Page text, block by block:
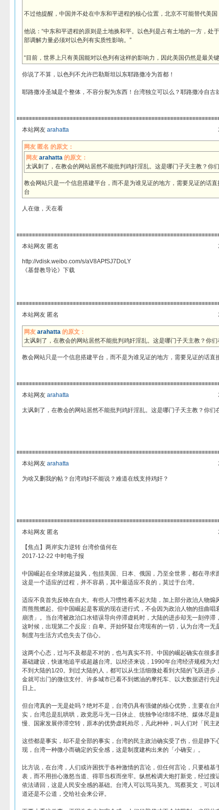
不过他提醒，中国并不处在中东和平进程的核心位置，北京不可能替代美
他说：“中东和平进程的原则是土地换和平。以色列是占有土地的一方，处
部调解力量必须对以色列有实质性影响。”
“目前，世界上只有美国能对以色列有这样的影响力，因此美国仍然是最关
你说了不算，以色列不允许巴勒斯坦以东耶路撒冷为首都！
耶路撒冷圣城是个整体，不容分裂为东西！台湾独立可以么？耶路撒冷自古
本站网友 arahatta
网友 匿名 的原文：
网友 arahatta的原文：
太讽刺了，在教会的网站居然不能批判鸡奸淫乱。这是哪门子天主教？你
教会网站只是一个信息搭建平台，而不是为谁见证的地方，需要见证的话
台
人在做，天在看
本站网友 匿名
http://vdisk.weibo.com/s/aV8APfSJ7DoLY
《基督教导论》下载
本站网友 匿名
网友 arahatta的原文：
太讽刺了，在教会的网站居然不能批判鸡奸淫乱。这是哪门子天主教？你
教会网站只是一个信息搭建平台，而不是为谁见证的地方，需要见证的话直
本站网友 arahatta
太讽刺了，在教会的网站居然不能批判鸡奸淫乱。这是哪门子天主教？你们
本站网友 arahatta
为啥又删我的帖？台湾鸡奸不能说？难道在线支持鸡奸？
本站网友 匿名
【焦点】两岸实力逆转 台湾价值何在
2017-12-22 中时电子报
中国崛起在全球掀起旋风，包括美国、日本、俄国，乃至全世界，都在寻求
这是一个适应的过程，并不容易，其中最适应不良的，莫过于台湾。
适应不良首先反映在自大。有些人习惯性看不起大陆，加上部分政治人物煽
而熊熊燃起。但中国崛起是客观的现在进行式，不会因为政治人物的扭曲唱
崩溃」。当台湾被政治口水错误导向停滞虚耗时，大陆的进步却无一刻停滞
这时候，出现第二个反应：自卑。开始怀疑台湾现有的一切，认为台湾一无
制度与生活方式也失去了信心。
这两个心态，过与不及都是不对的，也与真实不符。中国的崛起确实在很多
基础建设，快速地追平或超越台湾。以经济来说，1990年台湾经济规模为
不到大陆的1/20。到过大陆的人，都可以从生活细微处看到大陆的飞跃进步
金就可出门的微信支付、许多城市已看不到燃油的摩托车、以大数据进行先
日上。
但台湾真的一无是处吗？绝对不是，台湾仍具有强健的核心优势，主要在台
实，台湾总是乱哄哄，政党恶斗无一日休止、统独争论绵绵不绝、媒体尽是
慢、国家发展停滞空转，原本的优势虚耗殆尽，凡此种种，叫人们对「民主
这些都是事实，却不是全部的事实，台湾的民主政治确实受了伤，但是静下
现，台湾一种微小而确定的安全感，这是制度建构出来的「小确安」。
比方说，在台湾，人们或许困扰于各种激情的言论，但任何言论，只要植基
表，而不用担心激怒当道、得罪当权而坐牢。纵然检调大炮打新党，经过搜
依法请回，这是人民安全感的基础。台湾人可以骂马英九、骂蔡英文，可以
道还是不公道，交给社会来公评。